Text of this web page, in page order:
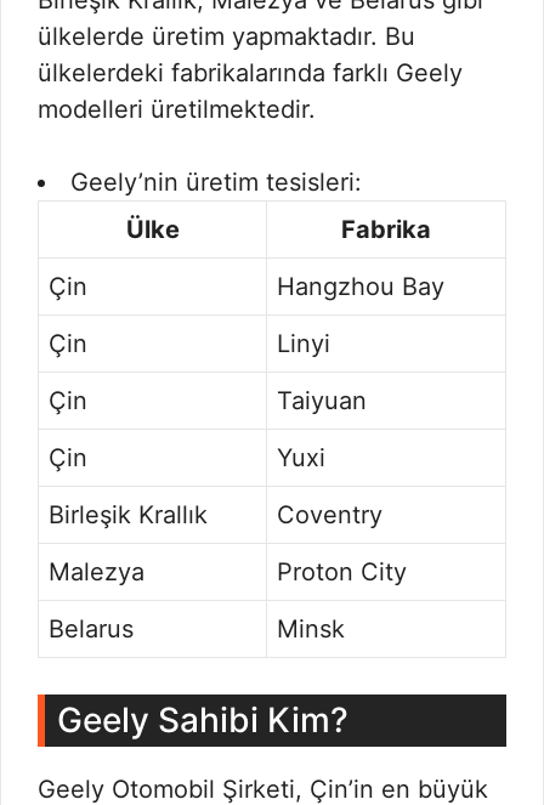
ülkelerde üretim yapmaktadır. Bu
ülkelerdeki fabrikalarında farklı Geely
modelleri üretilmektedir.
Geely’nin üretim tesisleri:
Ülke
Fabrika
Çin
Hangzhou Bay
Çin
Linyi
Çin
Taiyuan
Çin
Yuxi
Birleşik Krallık
Coventry
Malezya
Proton City
Belarus
Minsk
Geely Sahibi Kim?
Geely Otomobil Şirketi, Çin’in en büyük